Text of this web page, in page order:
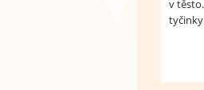
v
tyčinky